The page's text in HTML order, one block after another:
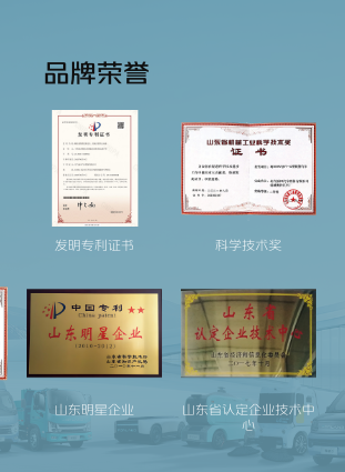
品牌荣誉
发明专利证书 科学技术奖
山东明星企业
山东省认定企业技术中
心